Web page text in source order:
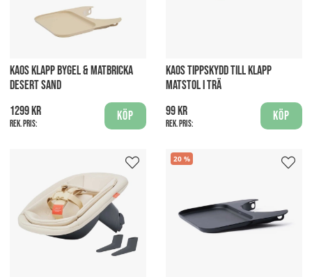
KAOS KLAPP BYGEL & MATBRICKA
DESERT SAND
1299 kr
Rek. pris:
Köp
KAOS TIPPSKYDD TILL KLAPP
MATSTOL I TRÄ
99 kr
Rek. pris:
Köp
20